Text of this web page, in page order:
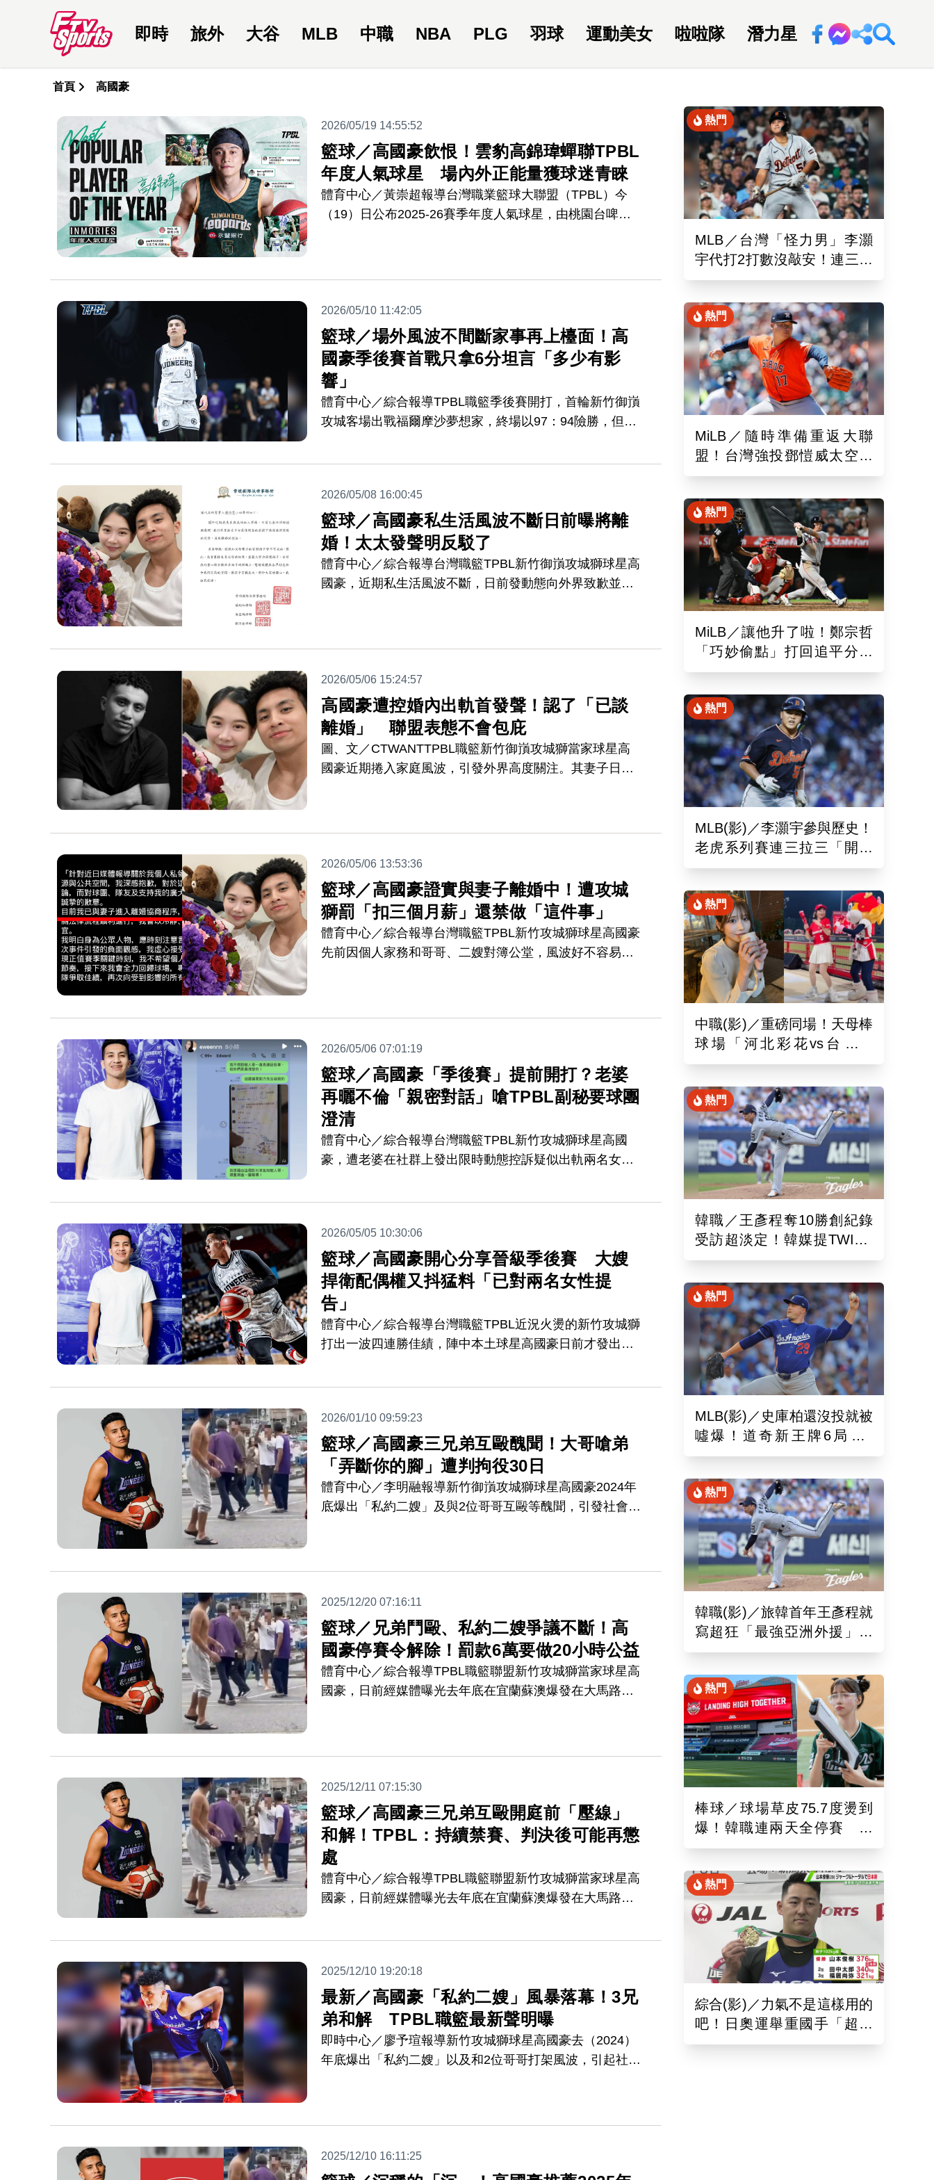
即時 旅外 大谷 MLB 中職 NBA PLG 羽球 運動美女 啦啦隊 潛力星 回新聞網
首頁 高國豪
2026/05/19 14:55:52
籃球／高國豪飲恨！雲豹高錦瑋蟬聯TPBL
年度人氣球星 場內外正能量獲球迷青睞
體育中心／黃崇超報導台灣職業籃球大聯盟（TPBL）今
（19）日公布2025-26賽季年度人氣球星，由桃園台啤永
飛克（3,774票）、謝亞軒（3,747票）與林書緯（3,
2026/05/10 11:42:05
籃球／場外風波不間斷家事再上檯面！高
國豪季後賽首戰只拿6分坦言「多少有影
響」
體育中心／綜合報導TPBL職籃季後賽開打，首輪新竹御嵿
攻城客場出戰福爾摩沙夢想家，終場以97：94險勝，但近
2026/05/08 16:00:45
籃球／高國豪私生活風波不斷日前曝將離
婚！太太發聲明反駁了
體育中心／綜合報導台灣職籃TPBL新竹御嵿攻城獅球星高
國豪，近期私生活風波不斷，日前發動態向外界致歉並證
2026/05/06 15:24:57
高國豪遭控婚內出軌首發聲！認了「已談
離婚」 聯盟表態不會包庇
圖、文／CTWANTTPBL職籃新竹御嵿攻城獅當家球星高
國豪近期捲入家庭風波，引發外界高度關注。其妻子日前
靜、負責的態度處理後續事宜。
2026/05/06 13:53:36
籃球／高國豪證實與妻子離婚中！遭攻城
獅罰「扣三個月薪」還禁做「這件事」
體育中心／綜合報導台灣職籃TPBL新竹攻城獅球星高國豪
先前因個人家務和哥哥、二嫂對簿公堂，風波好不容易平
當不滿，針對此一事件，高國豪稍早發出動態對外致歉並
證實，「已與妻子進入離婚協商程序」。
2026/05/06 07:01:19
籃球／高國豪「季後賽」提前開打？老婆
再曬不倫「親密對話」嗆TPBL副秘要球團
澄清
體育中心／綜合報導台灣職籃TPBL新竹攻城獅球星高國
豪，遭老婆在社群上發出限時動態控訴疑似出軌兩名女
話」，同時也放上她與攻城獅總經理的談話內容，要求球
團必須正式說明澄清。
2026/05/05 10:30:06
籃球／高國豪開心分享晉級季後賽 大嫂
捍衛配偶權又抖猛料「已對兩名女性提
告」
體育中心／綜合報導台灣職籃TPBL近況火燙的新竹攻城獅
打出一波四連勝佳績，陣中本土球星高國豪日前才發出貼
網友討論。
2026/01/10 09:59:23
籃球／高國豪三兄弟互毆醜聞！大哥嗆弟
「弄斷你的腳」遭判拘役30日
體育中心／李明融報導新竹御嵿攻城獅球星高國豪2024年
底爆出「私約二嫂」及與2位哥哥互毆等醜聞，引發社會輿
2025/12/20 07:16:11
籃球／兄弟鬥毆、私約二嫂爭議不斷！高
國豪停賽令解除！罰款6萬要做20小時公益
體育中心／綜合報導TPBL職籃聯盟新竹攻城獅當家球星高
國豪，日前經媒體曝光去年底在宜蘭蘇澳爆發在大馬路上
2025/12/11 07:15:30
籃球／高國豪三兄弟互毆開庭前「壓線」
和解！TPBL：持續禁賽、判決後可能再懲
處
體育中心／綜合報導TPBL職籃聯盟新竹攻城獅當家球星高
國豪，日前經媒體曝光去年底在宜蘭蘇澳爆發在大馬路上
行高國豪的禁賽處分，在宣判後也將保留追加處分的權
利。
2025/12/10 19:20:18
最新／高國豪「私約二嫂」風暴落幕！3兄
弟和解 TPBL職籃最新聲明曝
即時中心／廖予瑄報導新竹攻城獅球星高國豪去（2024）
年底爆出「私約二嫂」以及和2位哥哥打架風波，引起社會
之權利。
2025/12/10 16:11:25
熱門
MLB／台灣「怪力男」李灝
宇代打2打數沒敲安！連三場
坐板凳 老虎11:0完封水手
熱門
MiLB／隨時準備重返大聯
盟！台灣強投鄧愷威太空人
3A登板後援1.2局飆3K
熱門
MiLB／讓他升了啦！鄭宗哲
「巧妙偷點」打回追平分助
隊以10比4大勝
熱門
MLB(影)／李灝宇參與歷史！
老虎系列賽連三拉三「開對
手魯閣」追平130年偉業
熱門
中職(影)／重磅同場！天母棒
球場「河北彩花vs台北彩
華」網挺：30年前彩華不輸
熱門
韓職／王彥程奪10勝創紀錄
受訪超淡定！韓媒提TWICE
娜璉笑開懷網友全笑翻
熱門
MLB(影)／史庫柏還沒投就被
噓爆！道奇新王牌6局失2
分 交易後首秀吞第六敗
熱門
韓職(影)／旅韓首年王彥程就
寫超狂「最強亞洲外援」紀
錄！6局飆7K奪單季第10勝
熱門
棒球／球場草皮75.7度燙到
爆！韓職連兩天全停賽 工
作人員、球迷頻傳熱傷害
熱門
綜合(影)／力氣不是這樣用的
吧！日奧運舉重國手「超商
偷雞蛋」被活逮把店員推到